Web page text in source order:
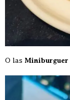
O las Miniburguer